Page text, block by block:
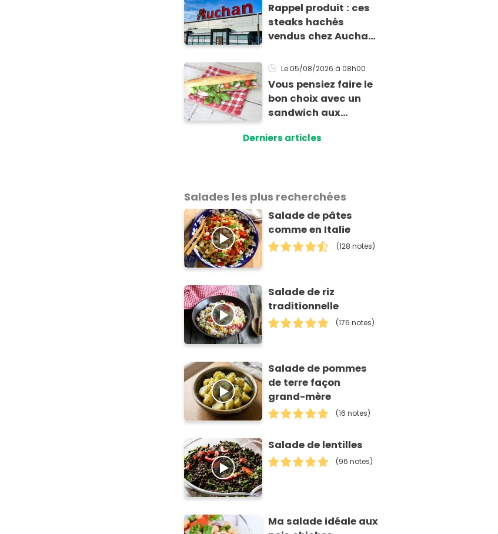
Rappel produit : ces
steaks hachés
vendus chez Auchan
sanitaire
Le 05/08/2026 à 08h00
Vous pensiez faire le
bon choix avec un
sandwich aux
experte prouve le
Derniers articles
Salades les plus recherchées
Salade de pâtes
comme en Italie
(128 notes)
Salade de riz
traditionnelle
(176 notes)
Salade de pommes
de terre façon
grand-mère
(16 notes)
Salade de lentilles
(96 notes)
Ma salade idéale aux